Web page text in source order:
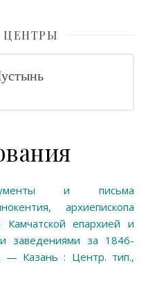
ЦЕНТРЫ
архиепископа
Камчатской епархией и
заведениями за 1846-
— Казань : Центр. тип.,